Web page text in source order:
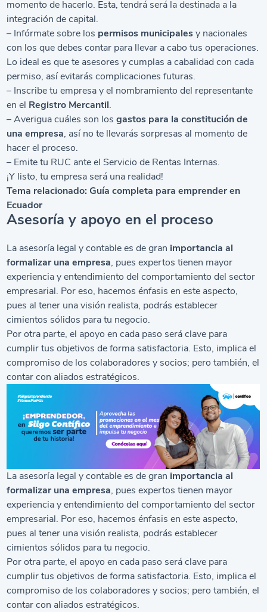
momento de hacerlo. Esta, tendrá será la destinada a la
integración de capital.
– Infórmate sobre los permisos municipalesy nacionales
con los que debes contar para llevar a cabo tus operaciones.
Lo ideal es que te asesores y cumplas a cabalidad con cada
permiso, así evitarás complicaciones futuras.
– Inscribe tu empresa y el nombramiento del representante
en el Registro Mercantil.
– Averigua cuáles son losgastos para la constitución de
una empresa, así no te llevarás sorpresas al momento de
hacer el proceso.
– Emite tu RUC ante el Servicio de Rentas Internas.
¡Y listo, tu empresa será una realidad!
Tema relacionado: Guía completa para emprender en
Ecuador
Asesoría y apoyo en el proceso
La asesoría legal y contable es de gran importancia al
formalizar una empresa, pues expertos tienen mayor
experiencia y entendimiento del comportamiento del sector
empresarial. Por eso, hacemos énfasis en este aspecto,
pues al tener una visión realista, podrás establecer
cimientos sólidos para tu negocio.
Por otra parte, el apoyo en cada paso será clave para
cumplir tus objetivos de forma satisfactoria. Esto, implica el
compromiso de los colaboradores y socios; pero también, el
contar con aliados estratégicos.
La asesoría legal y contable es de gran importancia al
formalizar una empresa, pues expertos tienen mayor
experiencia y entendimiento del comportamiento del sector
empresarial. Por eso, hacemos énfasis en este aspecto,
pues al tener una visión realista, podrás establecer
cimientos sólidos para tu negocio.
Por otra parte, el apoyo en cada paso será clave para
cumplir tus objetivos de forma satisfactoria. Esto, implica el
compromiso de los colaboradores y socios; pero también, el
contar con aliados estratégicos.